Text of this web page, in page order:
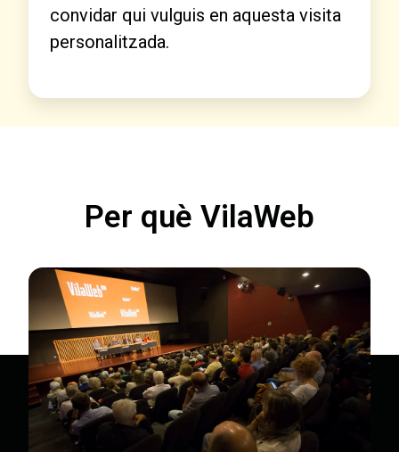
convidar qui vulguis en aquesta visita
personalitzada.
Per què VilaWeb